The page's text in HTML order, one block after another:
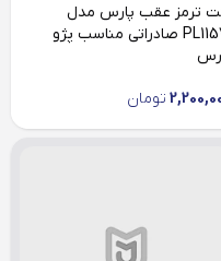
ترمز عقب پارس مدل
PL11571 صادراتی مناسب پژو
تومان